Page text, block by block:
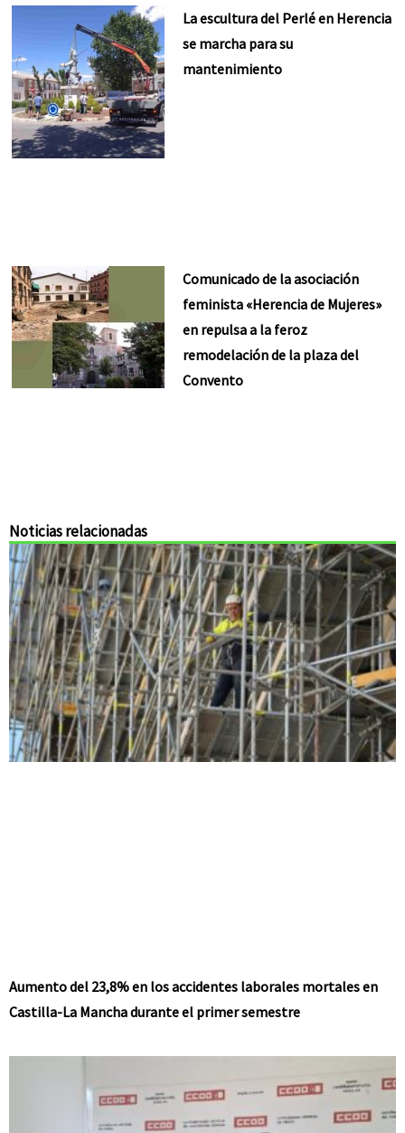
La escultura del Perlé en Herencia
se marcha para su
mantenimiento
Comunicado de la asociación
feminista «Herencia de Mujeres»
en repulsa a la feroz
remodelación de la plaza del
Convento
Noticias relacionadas
Aumento del 23,8% en los accidentes laborales mortales en
Castilla-La Mancha durante el primer semestre